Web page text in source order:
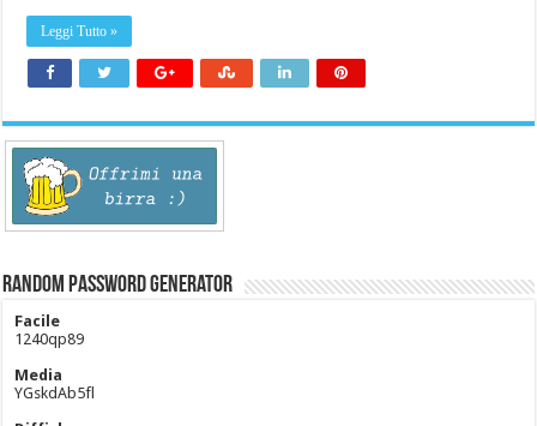
Leggi Tutto »
Random Password Generator
Facile
1240qp89
Media
YGskdAb5fl